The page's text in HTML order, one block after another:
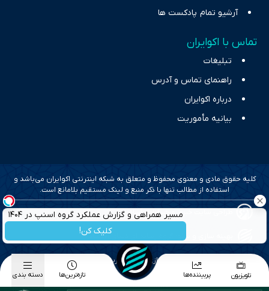
مسیر همراهی و گزارش عملکرد گروه اسنپ در ۱۴۰۴
کلیک کن!
آرشیو تمام پادکست ها
تماس با اکوایران
تبلیغات
راهنمای تماس و آدرس
درباره اکوایران
بیانیه مأموریت
کلیه حقوق مادی و معنوی محفوظ و متعلق به شبکه اینترنتی اکوایران می‌باشد و
استفاده از مطالب تنها با ذکر منبع و لینک مستقیم بلامانع است.
طراحی سایت خبری و خبرگزاری آسام
بهینه سازی و سئو؛ گروه رسانه ای دنیای اقتصاد
طراحی گرافیک و پیاده سازی؛ برآیند تجربه
تلویزیون پربیننده‌ها تازه‌ترین‌ها دسته بندی